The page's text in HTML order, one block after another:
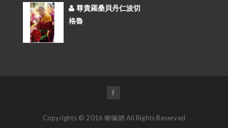
尊貴羅桑貝丹仁波切
格魯
Copyrights © 2016 喇嘛網 All Rights Reserved